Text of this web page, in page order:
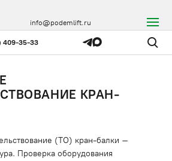
409-35-33
info@podemlift.ru
КРАН-
(ТО) кран-балки –
Проверка оборудования